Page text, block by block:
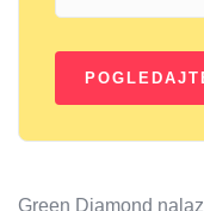
Green Diamond